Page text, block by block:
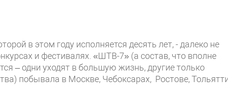
в этом году исполняется десять лет, - далеко не
и фестивалях. «ШТВ-7» (а состав, что вполне
– одни уходят в большую жизнь, другие только
побывала в Москве, Чебоксарах, Ростове,